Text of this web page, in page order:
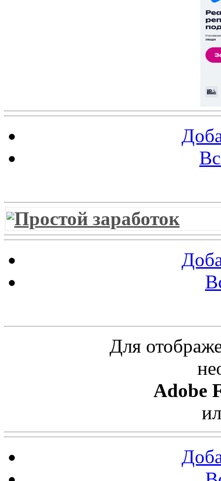
Простой заработок
Для
Adobe